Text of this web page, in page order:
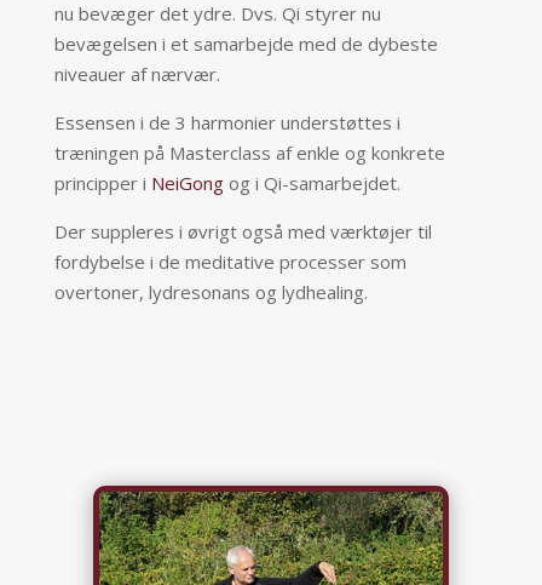
nu bevæger det ydre. Dvs. Qi styrer nu
bevægelsen i et samarbejde med de dybeste
niveauer af nærvær.
Essensen i de 3 harmonier understøttes i
træningen på Masterclass af enkle og konkrete
principper i NeiGongog i Qi-samarbejdet.
Der suppleres i øvrigt også med værktøjer til
fordybelse i de meditative processer som
overtoner, lydresonans og lydhealing.